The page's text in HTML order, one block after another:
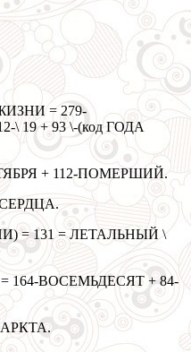
= 279-
19 + 93 \-(код ГОДА
+ 112-ПОМЕРШИЙ.
СЕРДЦА.
= 131 = ЛЕТАЛЬНЫЙ \
164-ВОСЕМЬДЕСЯТ + 84-